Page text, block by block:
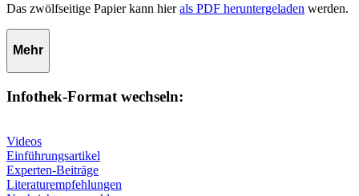
Das zwölfseitige Papier kann hierals PDF heruntergeladen werden.
Mehr
Infothek-Format wechseln:
Videos
Einführungsartikel
Experten-Beiträge
Literaturempfehlungen